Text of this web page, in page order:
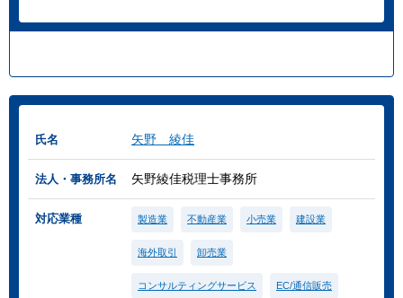
氏名 矢野 綾佳
法人・事務所名 矢野綾佳税理士事務所
対応業種 製造業 不動産業 小売業 建設業
海外取引 卸売業
コンサルティングサービス EC/通信販売